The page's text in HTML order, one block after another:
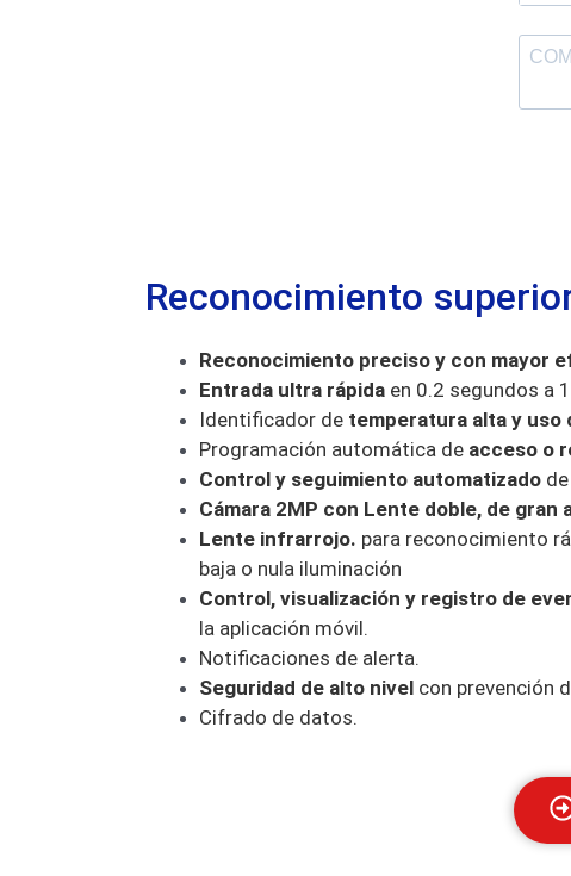
Reconocimiento
Reconocimiento preciso y con mayor
Entrada ultra rápida en 0.2 segundos a
Identificador de temperatura alta y uso
Programación automática de acceso o
Control y seguimiento automatizado
Cámara 2MP con Lente doble, de gran
Lente infrarrojo. para reconocimiento
baja o nula iluminación
Control, visualización y registro de
la aplicación móvil.
Notificaciones de alerta.
Seguridad de alto nivel con prevención
Cifrado de datos.